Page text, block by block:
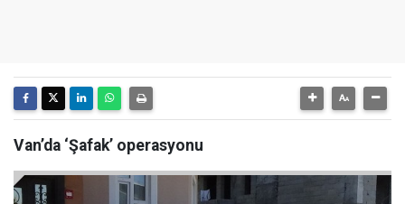
Van’da ‘Şafak’ operasyonu